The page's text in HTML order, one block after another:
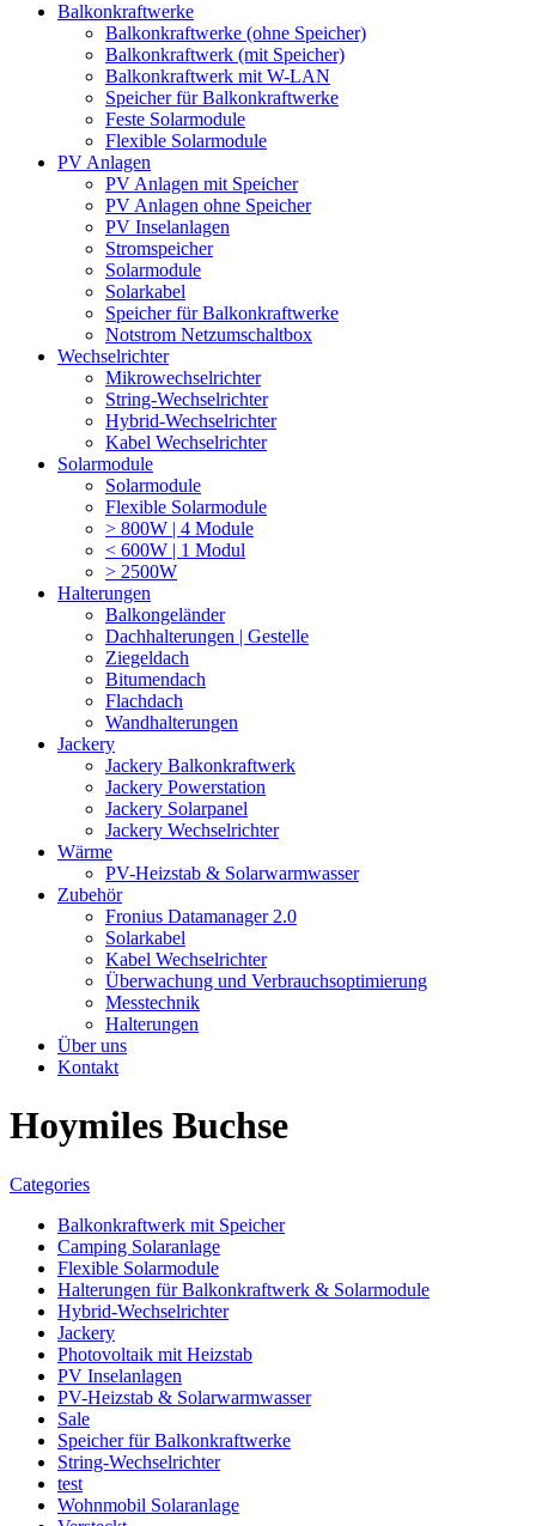
Balkonkraftwerke
Balkonkraftwerke (ohne Speicher)
Balkonkraftwerk (mit Speicher)
Balkonkraftwerk mit W-LAN
Speicher für Balkonkraftwerke
Feste Solarmodule
Flexible Solarmodule
PV Anlagen
PV Anlagen mit Speicher
PV Anlagen ohne Speicher
PV Inselanlagen
Stromspeicher
Solarmodule
Solarkabel
Speicher für Balkonkraftwerke
Notstrom Netzumschaltbox
Wechselrichter
Mikrowechselrichter
String-Wechselrichter
Hybrid-Wechselrichter
Kabel Wechselrichter
Solarmodule
Solarmodule
Flexible Solarmodule
> 800W | 4 Module
< 600W | 1 Modul
> 2500W
Halterungen
Balkongeländer
Dachhalterungen | Gestelle
Ziegeldach
Bitumendach
Flachdach
Wandhalterungen
Jackery
Jackery Balkonkraftwerk
Jackery Powerstation
Jackery Solarpanel
Jackery Wechselrichter
Wärme
PV-Heizstab & Solarwarmwasser
Zubehör
Fronius Datamanager 2.0
Solarkabel
Kabel Wechselrichter
Überwachung und Verbrauchsoptimierung
Messtechnik
Halterungen
Über uns
Kontakt
Hoymiles Buchse
Categories
Balkonkraftwerk mit Speicher
Camping Solaranlage
Flexible Solarmodule
Halterungen für Balkonkraftwerk & Solarmodule
Hybrid-Wechselrichter
Jackery
Photovoltaik mit Heizstab
PV Inselanlagen
PV-Heizstab & Solarwarmwasser
Sale
Speicher für Balkonkraftwerke
String-Wechselrichter
test
Wohnmobil Solaranlage